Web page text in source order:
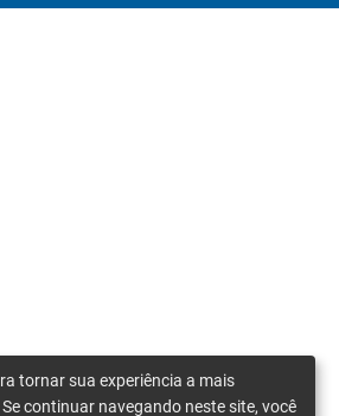
tornar sua experiência a mais
continuar navegando neste site, você